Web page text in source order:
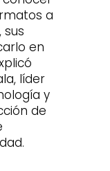
a
sus
en
líder
y
de